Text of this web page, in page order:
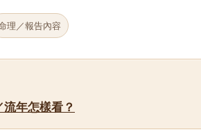
理／報告內容
年怎樣看？